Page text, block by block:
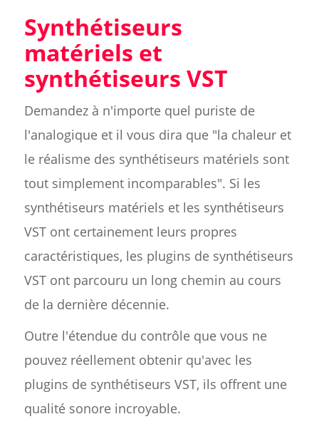
Synthétiseurs
matériels et
synthétiseurs VST
Demandez à n'importe quel puriste de
l'analogique et il vous dira que "la chaleur et
le réalisme des synthétiseurs matériels sont
tout simplement incomparables". Si les
synthétiseurs matériels et les synthétiseurs
VST ont certainement leurs propres
caractéristiques, les plugins de synthétiseurs
VST ont parcouru un long chemin au cours
de la dernière décennie.
Outre l'étendue du contrôle que vous ne
pouvez réellement obtenir qu'avec les
plugins de synthétiseurs VST, ils offrent une
qualité sonore incroyable.